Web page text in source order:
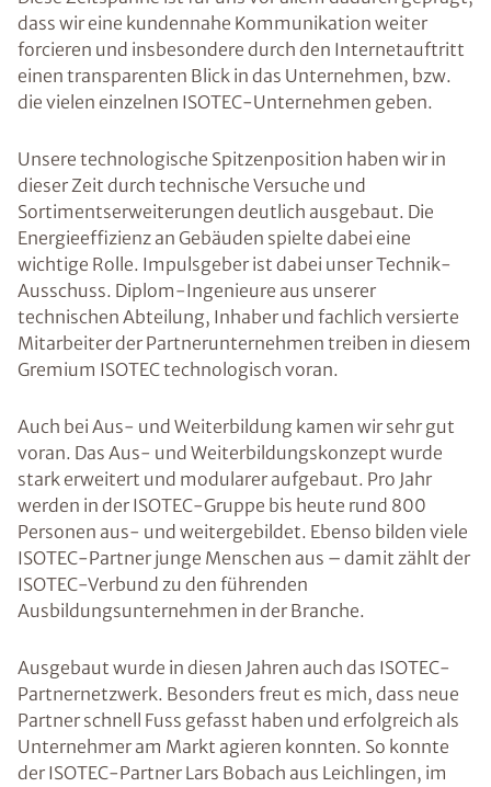
dass wir eine kundennahe Kommunikation weiter
forcieren und insbesondere durch den Internetauftritt
einen transparenten Blick in das Unternehmen, bzw.
die vielen einzelnen ISOTEC-Unternehmen geben.
Unsere technologische Spitzenposition haben wir in
dieser Zeit durch technische Versuche und
Sortimentserweiterungen deutlich ausgebaut. Die
Energieeffizienz an Gebäuden spielte dabei eine
wichtige Rolle. Impulsgeber ist dabei unser Technik-
Ausschuss. Diplom-Ingenieure aus unserer
technischen Abteilung, Inhaber und fachlich versierte
Mitarbeiter der Partnerunternehmen treiben in diesem
Gremium ISOTEC technologisch voran.
Auch bei Aus- und Weiterbildung kamen wir sehr gut
voran. Das Aus- und Weiterbildungskonzept wurde
stark erweitert und modularer aufgebaut. Pro Jahr
werden in der ISOTEC-Gruppe bis heute rund 800
Personen aus- und weitergebildet. Ebenso bilden viele
ISOTEC-Partner junge Menschen aus – damit zählt der
ISOTEC-Verbund zu den führenden
Ausbildungsunternehmen in der Branche.
Ausgebaut wurde in diesen Jahren auch das ISOTEC-
Partnernetzwerk. Besonders freut es mich, dass neue
Partner schnell Fuss gefasst haben und erfolgreich als
Unternehmer am Markt agieren konnten. So konnte
der ISOTEC-Partner Lars Bobach aus Leichlingen, im